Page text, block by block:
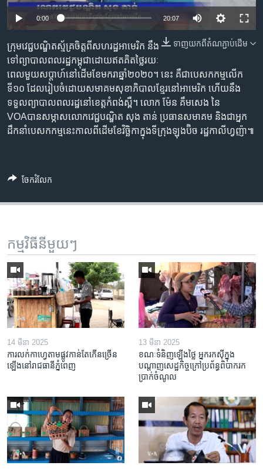
និង​
កាន់​
ទំព័រ​
ស្វែង​
រក
បណ្តាញ​សង្គម
ភាសា
0:00 20:07
ទាញ​យក​ពី​តំណភ្ជាប់​ដើម
ក្រុម​វេជ្ជបណ្ឌិត​ស្ម័គ្រចិត្ត​ពី​សហរដ្ឋ​អាមេរិក នឹង​
ទៅ​ព្យាបាល​ពលរដ្ឋ​កម្ពុជា​ដោយ​ឥត​គិត​ថ្លៃ​រយៈ
ពេល​មួយ​សប្តាហ៍​នៅ​ដើម​ខែមករា​ឆ្នាំ​២០២០។ នេះ គឺ​ជា​បេសកកម្ម​លើក​
ទី១០ ដែល​រៀបចំ​ដោយ​សមាគម​សុខាភិបាល​ខ្មែរ​នៅ​អាមេរិក ហើយនឹង​
ទទួល​ព្យាបាល​ពលរដ្ឋ​នៅ​ខេត្ត​កំពង់ស្ពឺ។ លោក ម៉ែន គឹមសេង នៃ
VOAបាន​សម្ភាស​លោក​វេជ្ជបណ្ឌិត សុង តាន់ ប្រធាន​សមាគម និង​ជា​អ្នក
ដឹកនាំ​បេសកកម្ម​នេះ​កាលពី​ដើមខែ​វិច្ឆិកា​ក្នុង​ទីក្រុង​ឡុងប៊ិច រដ្ឋ​កាលីហ្វញ៉ា៕
ចែករំលែក
កម្មវិធី​នីមួយៗ
14 មីនា 2025
ការលក់​កាហ្វេ​តាម​ផ្លូវ​កាន់តែ​កើន​ច្រើន​
ឡើង​នៅ​រាជធានី​ភ្នំពេញ
13 មីនា 2025
ខណៈទំនិញឡើងថ្លៃ អ្នករកស៊ីក្នុង​
បណ្តាញ​សេដ្ឋកិច្ចក្រៅ​ប្រព័ន្ធពិបាក​រក​
ប្រាក់​ចំណូល